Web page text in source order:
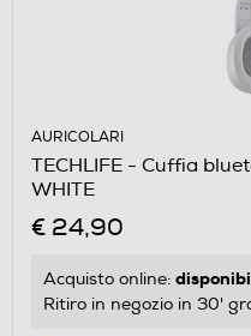
AURICOLARI
TECHLIFE - Cuffia
WHITE
€ 24,90
Acquisto online:
Ritiro in negozio in 30'